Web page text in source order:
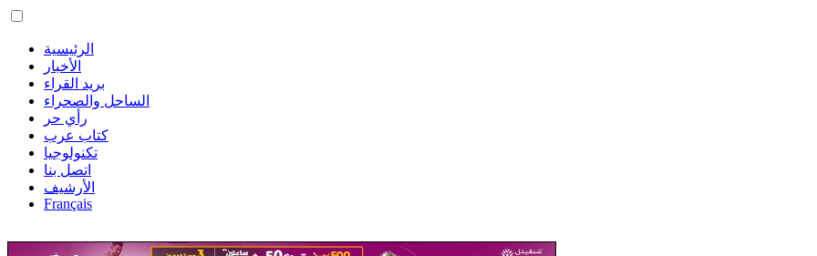
الرئيسية
الأخبار
بريد القراء
الساحل والصحراء
رأي حر
كتاب عرب
تكنولوجيا
اتصل بنا
الأرشيف
Français